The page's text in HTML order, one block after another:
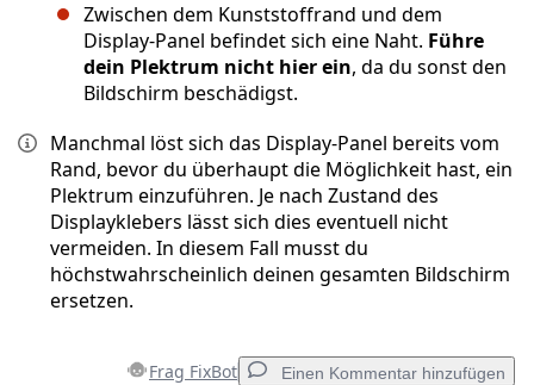
Zwischen dem Kunststoffrand und dem
Display-Panel befindet sich eine Naht. Führe
dein Plektrum nicht hier ein, da du sonst den
Bildschirm beschädigst.
Manchmal löst sich das Display-Panel bereits vom
Rand, bevor du überhaupt die Möglichkeit hast, ein
Plektrum einzuführen. Je nach Zustand des
Displayklebers lässt sich dies eventuell nicht
vermeiden. In diesem Fall musst du
höchstwahrscheinlich deinen gesamten Bildschirm
ersetzen.
Frag FixBot Einen Kommentar hinzufügen